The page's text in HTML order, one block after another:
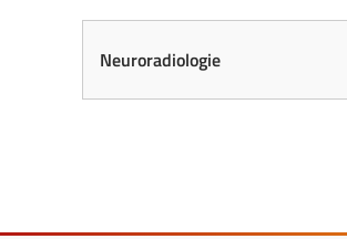
Neuroradiologie